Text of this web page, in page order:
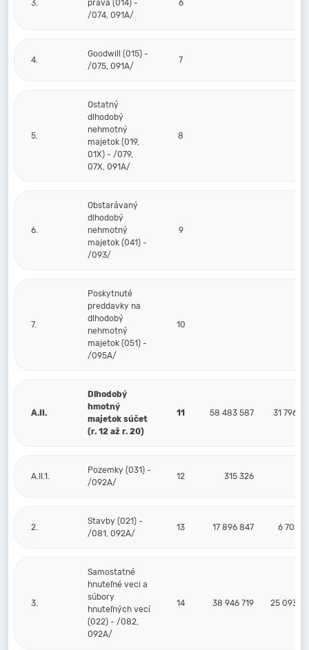
3.
práva (014) -
/074, 091A/
6
4.
Goodwill (015) -
/075, 091A/
7
5.
Ostatný
dlhodobý
nehmotný
majetok (019,
01X) - /079,
07X, 091A/
8
6.
Obstarávaný
dlhodobý
nehmotný
majetok (041) -
/093/
9
7.
Poskytnuté
preddavky na
dlhodobý
nehmotný
majetok (051) -
/095A/
10
A.II.
Dlhodobý
hmotný
majetok súčet
(r. 12 až r. 20)
11 58 483 587 31 796
A.II.1.
Pozemky (031) -
/092A/
12 315 326
2.
Stavby (021) -
/081, 092A/
13 17 896 847 6 703
3.
Samostatné
hnuteľné veci a
súbory
hnuteľných vecí
(022) - /082,
092A/
14 38 946 719 25 093